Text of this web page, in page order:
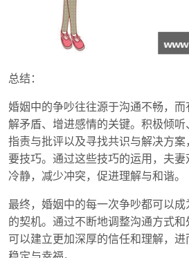
总结：
婚姻中的争吵往往源于沟通不畅，
解矛盾、增进感情的关键。积极倾
指责与批评以及寻找共识与解决方
要技巧。通过这些技巧的运用，夫
冷静，减少冲突，促进理解与和谐。
最终，婚姻中的每一次争吵都可以
的契机。通过不断地调整沟通方式
可以建立更加深厚的信任和理解，